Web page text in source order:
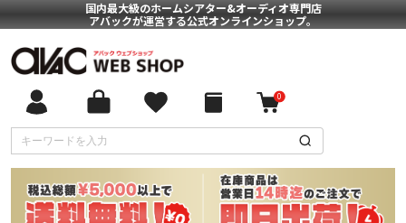
国内最大級のホームシアター&オーディオ専門店
アバックが運営する公式オンラインショップ。
0